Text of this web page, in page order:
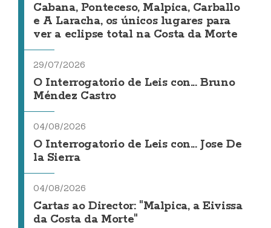
Cabana, Ponteceso, Malpica, Carballo
e A Laracha, os únicos lugares para
ver a eclipse total na Costa da Morte
29/07/2026
O Interrogatorio de Leis con... Bruno
Méndez Castro
04/08/2026
O Interrogatorio de Leis con... Jose De
la Sierra
04/08/2026
Cartas ao Director: "Malpica, a Eivissa
da Costa da Morte"